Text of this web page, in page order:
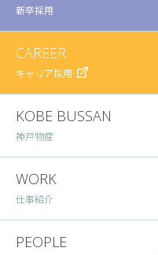
新卒採用
CAREER
キャリア採用
KOBE BUSSAN
神戸物産
WORK
仕事紹介
PEOPLE